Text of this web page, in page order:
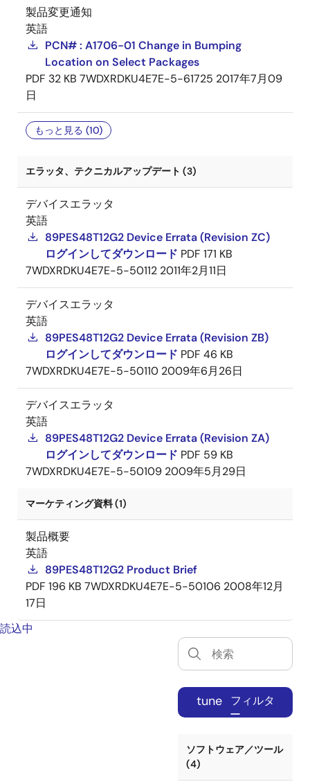
製品変更通知
英語
PCN# : A1706-01 Change in Bumping
Location on Select Packages
PDF 32 KB 7WDXRDKU4E7E-5-61725 2017年7月09
日
もっと見る (10)
エラッタ、テクニカルアップデート (3)
デバイスエラッタ
英語
89PES48T12G2 Device Errata (Revision ZC)
ログインしてダウンロード PDF 171 KB
7WDXRDKU4E7E-5-50112 2011年2月11日
デバイスエラッタ
英語
89PES48T12G2 Device Errata (Revision ZB)
ログインしてダウンロード PDF 46 KB
7WDXRDKU4E7E-5-50110 2009年6月26日
デバイスエラッタ
英語
89PES48T12G2 Device Errata (Revision ZA)
ログインしてダウンロード PDF 59 KB
7WDXRDKU4E7E-5-50109 2009年5月29日
マーケティング資料 (1)
製品概要
英語
89PES48T12G2 Product Brief
PDF 196 KB 7WDXRDKU4E7E-5-50106 2008年12月
17日
読込中
tune
フィルタ
ー
ソフトウェア／ツール
(4)